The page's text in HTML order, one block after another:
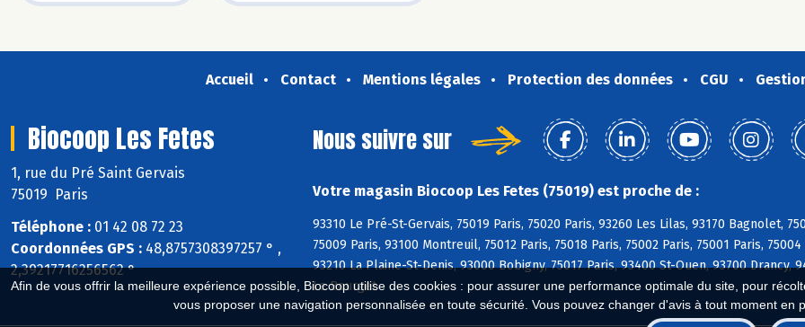
Afin de vous offrir la meilleure expérience possible, Biocoop utilise des cookies : pour assurer une performance optimale du site, pour
vous proposer une navigation personnalisée en toute sécurité. Vous pouvez changer d'avis à tout moment en
Accueil Contact Mentions légales Protection des données CGU
Biocoop Les Fetes
1, rue du Pré Saint Gervais
75019 Paris
Téléphone : 01 42 08 72 23
Coordonnées GPS : 48,8757308397257 ° ,
2,39217716256562 °
Nous suivre sur
Votre magasin Biocoop Les Fetes (75019) est proche de :
93310 Le Pré-St-Gervais, 75019 Paris, 75020 Paris, 93260 Les Lilas, 93170 Bagnolet,
75009 Paris, 93100 Montreuil, 75012 Paris, 75018 Paris, 75002 Paris, 75001 Paris,
93210 La Plaine-St-Denis, 93000 Bobigny, 75017 Paris, 93400 St-Ouen, 93700
Le Bourget